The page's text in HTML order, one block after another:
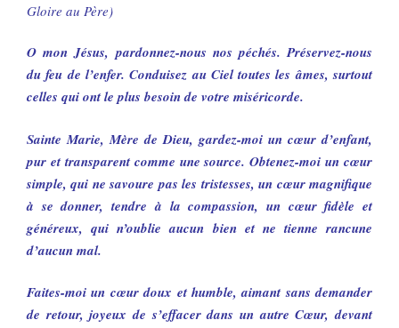
Gloire au Père)
O mon Jésus, pardonnez-nous nos péchés. Préservez-nous
du feu de l’enfer. Conduisez au Ciel toutes les âmes, surtout
celles qui ont le plus besoin de votre miséricorde.
Sainte Marie, Mère de Dieu, gardez-moi un cœur d’enfant,
pur et transparent comme une source. Obtenez-moi un cœur
simple, qui ne savoure pas les tristesses, un cœur magnifique
à se donner, tendre à la compassion, un cœur fidèle et
généreux, qui n’oublie aucun bien et ne tienne rancune
d’aucun mal.
Faites-moi un cœur doux et humble, aimant sans demander
de retour, joyeux de s’effacer dans un autre Cœur, devant